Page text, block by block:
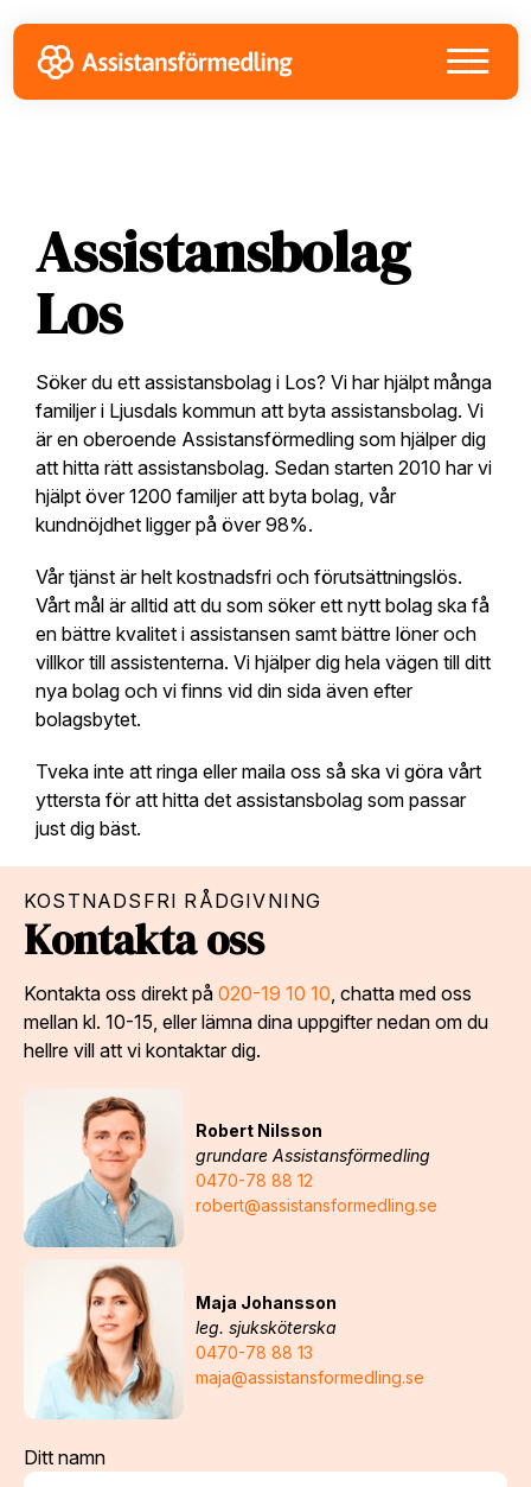
to
primary
navigation
to
main
content
to
footer
Assistansbolag
Los
Söker du ett assistansbolag i Los? Vi har hjälpt många
familjer i Ljusdals kommun att byta assistansbolag. Vi
är en oberoende Assistansförmedling som hjälper dig
att hitta rätt assistansbolag. Sedan starten 2010 har vi
hjälpt över 1200 familjer att byta bolag, vår
kundnöjdhet ligger på över 98%.
Vår tjänst är helt kostnadsfri och förutsättningslös.
Vårt mål är alltid att du som söker ett nytt bolag ska få
en bättre kvalitet i assistansen samt bättre löner och
villkor till assistenterna. Vi hjälper dig hela vägen till ditt
nya bolag och vi finns vid din sida även efter
bolagsbytet.
Tveka inte att ringa eller maila oss så ska vi göra vårt
yttersta för att hitta det assistansbolag som passar
just dig bäst.
KOSTNADSFRI RÅDGIVNING
Kontakta oss
Kontakta oss direkt på 020-19 10 10 , chatta med oss
mellan kl. 10-15, eller lämna dina uppgifter nedan om du
hellre vill att vi kontaktar dig.
Robert Nilsson
grundare Assistansförmedling
0470-78 88 12
robert@assistansformedling.se
Maja Johansson
leg. sjuksköterska
0470-78 88 13
maja@assistansformedling.se
Ditt namn